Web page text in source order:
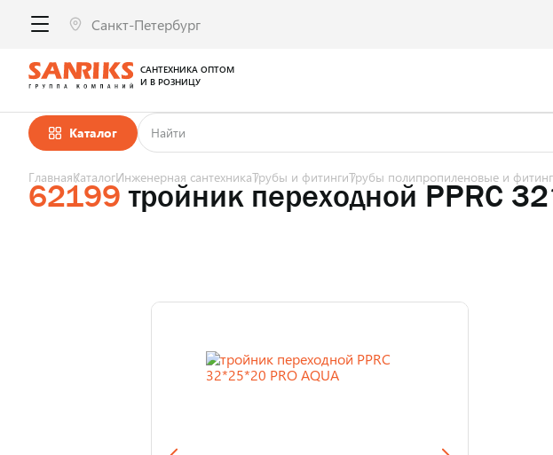
Каталог
САНТЕХНИКА ОПТОМ
И В РОЗНИЦУ
ГлавнаяКаталогИнженерная сантехникаТрубы и фитингиТрубы полипропиленовые и
62199 тройник переходной PPRC